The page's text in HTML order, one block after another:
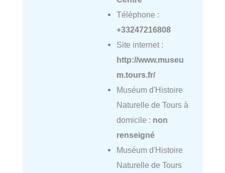
Téléphone :
+33247216808
Site internet :
http://www.museu
m.tours.fr/
Muséum d'Histoire
Naturelle de Tours à
domicile : non
renseigné
Muséum d'Histoire
Naturelle de Tours